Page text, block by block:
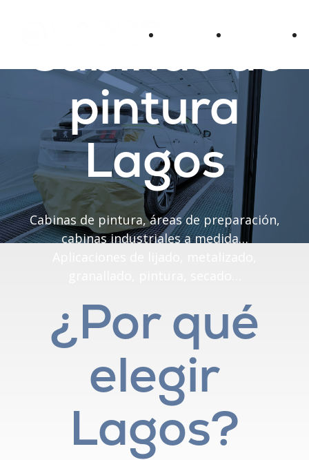
Sectores Productos
Cabinas de
pintura
Lagos
Cabinas de pintura, áreas de preparación,
cabinas industriales a medida…
¿Por qué
elegir
Lagos?